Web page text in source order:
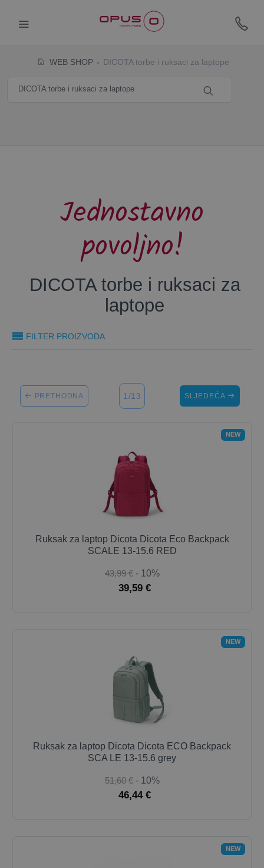
WEB SHOP DICOTA torbe i ruksaci za laptope
Jednostavno
povoljno!
DICOTA torbe i ruksaci za
laptope
FILTER PROIZVODA
PRETHODNA 1/13 SLJEDEĆA
NEW
Ruksak za laptop Dicota Dicota Eco Backpack
SCALE 13-15.6 RED
43,99 € - 10%
39,59 €
NEW
Ruksak za laptop Dicota Dicota ECO Backpack
SCA LE 13-15.6 grey
51,60 € - 10%
46,44 €
NEW